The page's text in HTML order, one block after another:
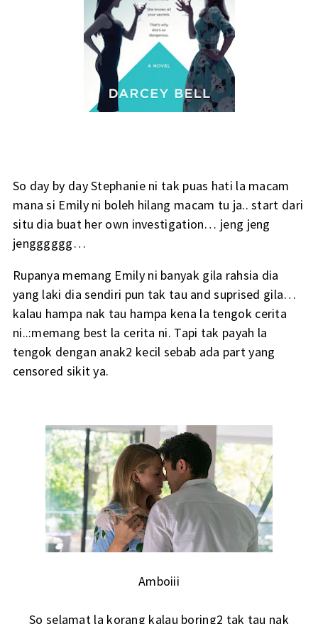
So day by day Stephanie ni tak puas hati la macam
mana si Emily ni boleh hilang macam tu ja.. start dari
situ dia buat her own investigation… jeng jeng
jengggggg…
Rupanya memang Emily ni banyak gila rahsia dia
yang laki dia sendiri pun tak tau and suprised gila…
kalau hampa nak tau hampa kena la tengok cerita
ni..:memang best la cerita ni. Tapi tak payah la
tengok dengan anak2 kecil sebab ada part yang
censored sikit ya.
Amboiii
So selamat la korang kalau boring2 tak tau nak